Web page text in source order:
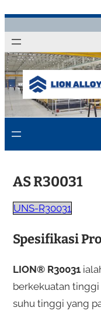
ke
kandungan
AS R30031
UNS-R30031
Spesifikasi
LION® R30031
berkekuatan
suhu tinggi yang